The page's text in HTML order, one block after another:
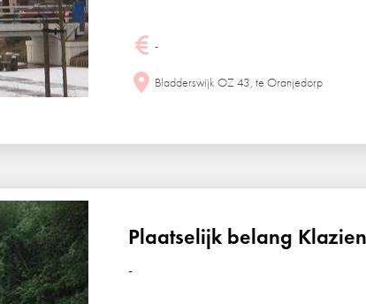
-
Bladderswijk OZ 43, te Oranjedorp
Plaatselijk belang
-